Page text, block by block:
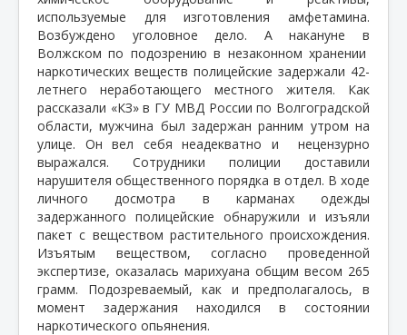
используемые для изготовления амфетамина.
Возбуждено уголовное дело. А накануне в
Волжском по подозрению в незаконном хранении
наркотических веществ полицейские задержали 42-
летнего неработающего местного жителя. Как
рассказали «КЗ» в ГУ МВД России по Волгоградской
области, мужчина был задержан ранним утром на
улице. Он вел себя неадекватно и
нецензурно
выражался. Сотрудники полиции доставили
нарушителя общественного порядка в отдел. В ходе
личного досмотра в карманах одежды
задержанного полицейские обнаружили и изъяли
пакет с веществом растительного происхождения.
Изъятым веществом, согласно проведенной
экспертизе, оказалась марихуана общим весом 265
грамм. Подозреваемый, как и предполагалось, в
момент задержания находился в состоянии
наркотического опьянения.